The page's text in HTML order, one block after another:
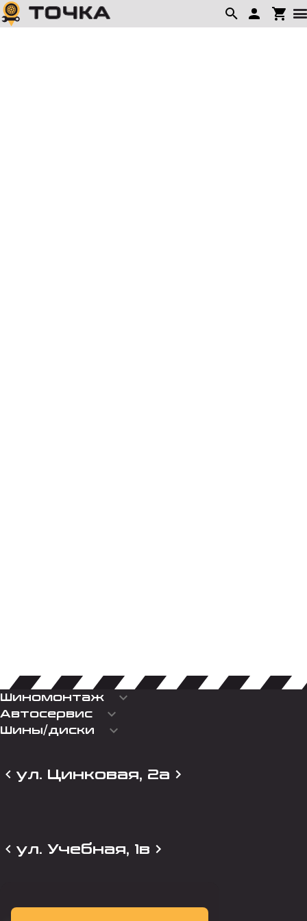
Шиномонтаж keyboard_arrow_down
Автосервис keyboard_arrow_down
Шины/диски keyboard_arrow_down
ул. Цинковая, 2а
ул. Учебная, 1в